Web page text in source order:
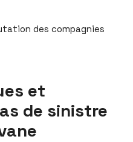
des compagnies
et
de sinistre